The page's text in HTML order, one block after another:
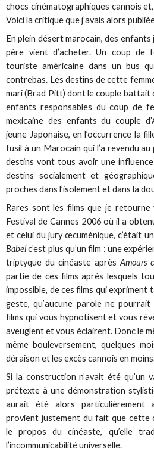
chocs cinématographiques cannois
Voici la critique que j’avais alors
En plein désert marocain, des
père vient d’acheter. Un coup
touriste américaine dans un bus
contrebas. Les destins de cette
mari (Brad Pitt) dont le couple battait
enfants responsables du coup de
mexicaine des enfants du couple
jeune Japonaise, en l’occurrence la
fusil à un Marocain qui l’a revendu
destins vont tous avoir une
destins socialement et
proches dans l’isolement et dans la
Rares sont les films que je retourne
Festival de Cannes 2006 où il a
et celui du jury œcuménique, c’était
Babelc’est plus qu’un film : une
triptyque du cinéaste après Amours
partie de ces films après lesquels
impossible, de ces films qui expriment
geste, qu’aucune parole ne
films qui vous hypnotisent et vous
aveuglent et vous éclairent. Donc le
même bouleversement, quelques
déraison et les excès cannois en
Si la construction n’avait été qu’un
prétexte à une démonstration
aurait été alors particulièrement
provient justement du fait que cette
le propos du cinéaste, qu’elle
l’incommunicabilité universelle.